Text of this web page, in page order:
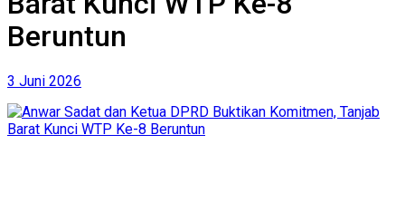
Beruntun
3 Juni 2026